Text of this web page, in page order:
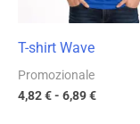
T-shirt Wave
Promozionale
4,82€- 6,89€